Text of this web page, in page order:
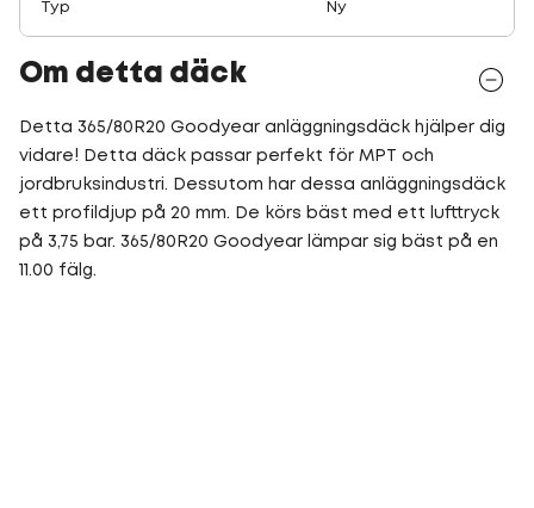
Typ Ny
Om detta däck
Detta 365/80R20 Goodyear anläggningsdäck hjälper dig
vidare! Detta däck passar perfekt för MPT och
jordbruksindustri. Dessutom har dessa anläggningsdäck
ett profildjup på 20 mm. De körs bäst med ett lufttryck
på 3,75 bar. 365/80R20 Goodyear lämpar sig bäst på en
11.00 fälg.